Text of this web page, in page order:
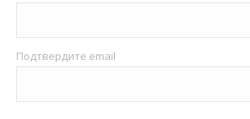
Подтвердите email